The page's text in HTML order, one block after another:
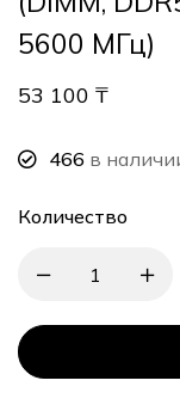
5600 МГц)
53 100 ₸
466 в
Количество